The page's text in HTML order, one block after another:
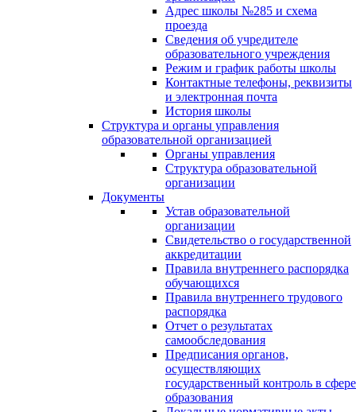
Адрес школы №285 и схема
проезда
Сведения об учредителе
образовательного учреждения
Режим и график работы школы
Контактные телефоны, реквизиты
и электронная почта
История школы
Структура и органы управления
образовательной организацией
Органы управления
Структура образовательной
организации
Документы
Устав образовательной
организации
Свидетельство о государственной
аккредитации
Правила внутреннего распорядка
обучающихся
Правила внутреннего трудового
распорядка
Отчет о результатах
самообследования
Предписания органов,
осуществляющих
государственный контроль в сфере
образования